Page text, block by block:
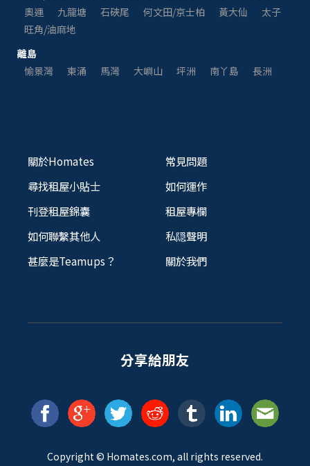
奧運
九龍塘 石硤尾 何文田/京士柏 黃大仙
太子
旺角/油麻地
離島
愉景灣
東涌 馬灣 大嶼山 坪洲 南丫島 長洲
關於Homates
尋找租屋小貼士
刊登租屋錦囊
如何聯繫其他人
甚麼是Teamups？
常見問題
如何運作
租屋專欄
私隠聲明
關於我們
分享給朋友
Copyright © Homates.com, all rights reserved.